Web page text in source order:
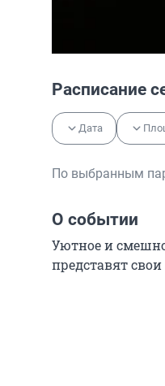
Расписание
Дата
По выбранным
О событии
Уютное и
представят